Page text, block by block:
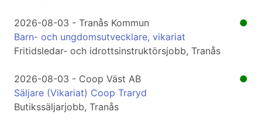
●
2026-08-03 - Tranås Kommun
Barn- och ungdomsutvecklare, vikariat
Fritidsledar- och idrottsinstruktörsjobb, Tranås
●
2026-08-03 - Coop Väst AB
Säljare (Vikariat) Coop Traryd
Butikssäljarjobb, Tranås